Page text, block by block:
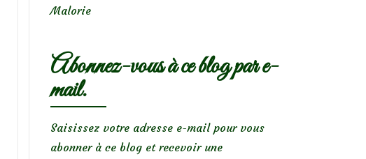
Malorie
Abonnez-vous à ce blog par e-
mail.
Saisissez votre adresse e-mail pour vous
abonner à ce blog et recevoir une